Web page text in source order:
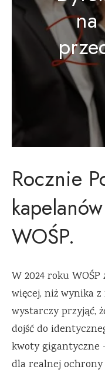
na
Rocznie
WOŚP.
W 2024 roku
więcej, niż wynika
wystarczy przyjąć,
dojść do
kwoty gigantyczne
dla realnej ochrony